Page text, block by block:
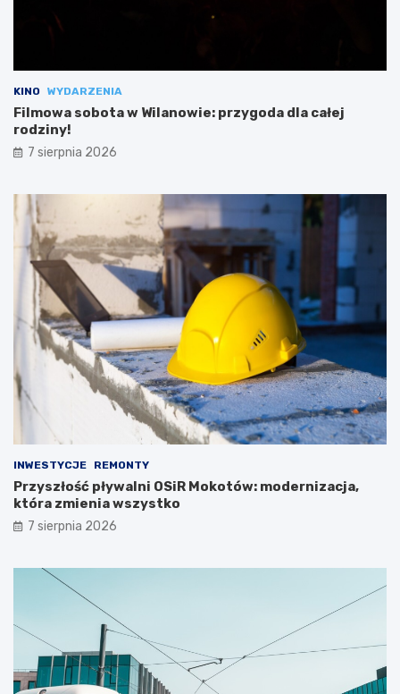
KINO WYDARZENIA
Filmowa sobota w Wilanowie: przygoda dla całej
rodziny!
7 sierpnia 2026
INWESTYCJE REMONTY
Przyszłość pływalni OSiR Mokotów: modernizacja,
która zmienia wszystko
7 sierpnia 2026